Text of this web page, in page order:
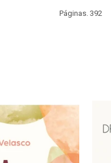
Páginas. 392